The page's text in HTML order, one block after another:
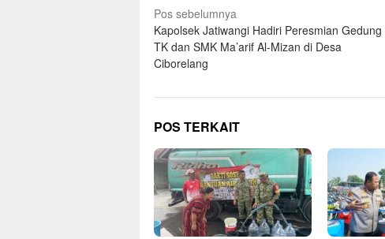
Navigasi
pos
Pos sebelumnya
Kapolsek Jatiwangi Hadiri Peresmian Gedung
TK dan SMK Ma’arif Al-Mizan di Desa
Ciborelang
POS TERKAIT